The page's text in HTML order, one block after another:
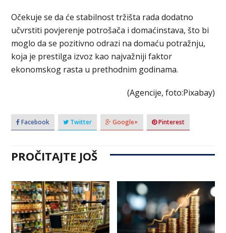
Očekuje se da će stabilnost tržišta rada dodatno
učvrstiti povjerenje potrošača i domaćinstava, što bi
moglo da se pozitivno odrazi na domaću potražnju,
koja je prestilga izvoz kao najvažniji faktor
ekonomskog rasta u prethodnim godinama.
(Agencije, foto:Pixabay)
Facebook Twitter Google+ Pinterest
PROČITAJTE JOŠ